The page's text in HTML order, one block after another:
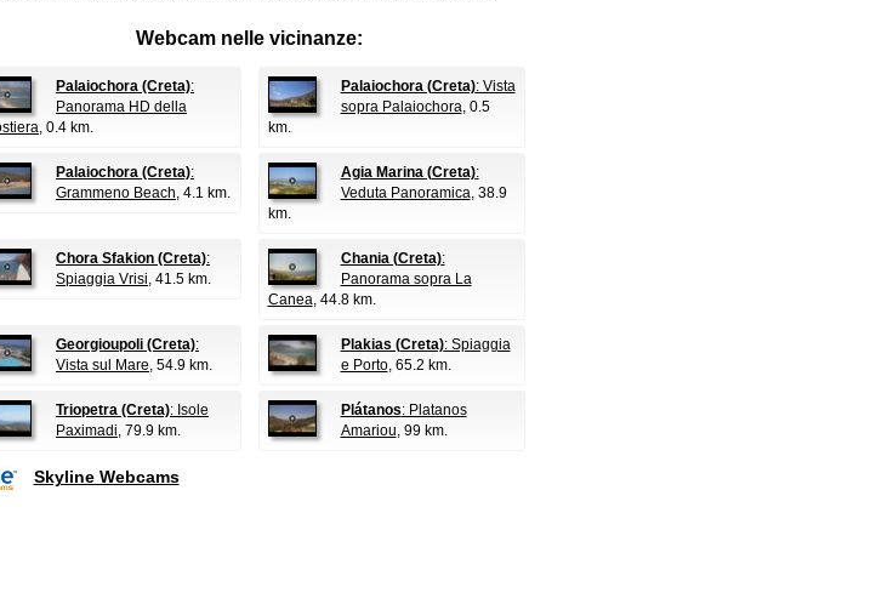
Webcam nelle vicinanze:
Palaiochora (Creta):
Panorama HD della
, 0.4 km.
Palaiochora (Creta): Vista
sopra Palaiochora, 0.5
km.
Palaiochora (Creta):
Grammeno Beach, 4.1 km.
Agia Marina (Creta):
Veduta Panoramica, 38.9
km.
Chora Sfakion (Creta):
Spiaggia Vrisi, 41.5 km.
Chania (Creta):
Panorama sopra La
Canea, 44.8 km.
Georgioupoli (Creta):
Vista sul Mare, 54.9 km.
Plakias (Creta): Spiaggia
e Porto, 65.2 km.
Triopetra (Creta): Isole
Paximadi, 79.9 km.
Plátanos: Platanos
Amariou, 99 km.
Skyline Webcams